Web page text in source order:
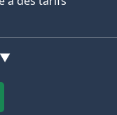
▼